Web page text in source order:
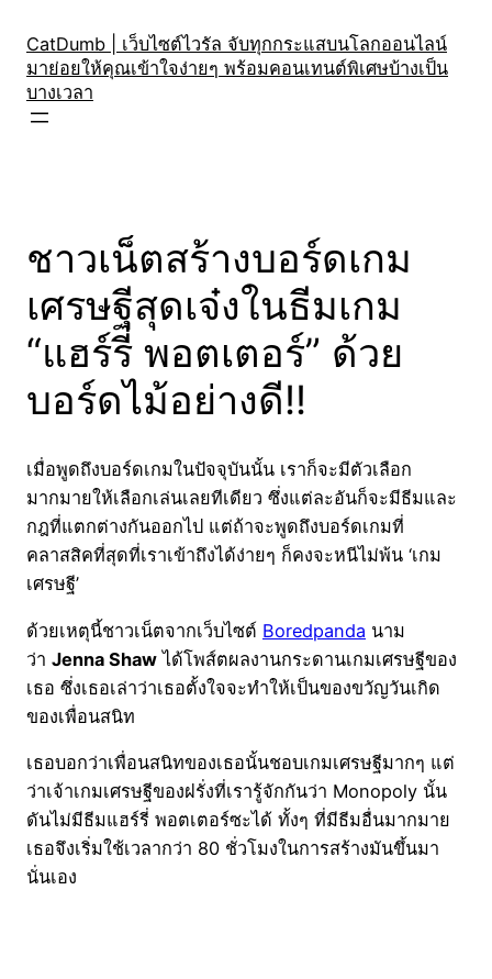
content
CatDumb | เว็บไซต์ไวรัล จับทุกกระแสบนโลกออนไลน์
มาย่อยให้คุณเข้าใจง่ายๆ พร้อมคอนเทนต์พิเศษบ้างเป็น
บางเวลา
ชาวเน็ตสร้างบอร์ดเกม
เศรษฐีสุดเจ๋งในธีมเกม
“แฮร์รี่ พอตเตอร์” ด้วย
บอร์ดไม้อย่างดี!!
เมื่อพูดถึงบอร์ดเกมในปัจจุบันนั้น เราก็จะมีตัวเลือก
มากมายให้เลือกเล่นเลยทีเดียว ซึ่งแต่ละอันก็จะมีธีมและ
กฎที่แตกต่างกันออกไป แต่ถ้าจะพูดถึงบอร์ดเกมที่
คลาสสิคที่สุดที่เราเข้าถึงได้ง่ายๆ ก็คงจะหนีไม่พ้น ‘เกม
เศรษฐี’
ด้วยเหตุนี้ชาวเน็ตจากเว็บไซต์ Boredpanda นาม
ว่า Jenna Shaw ได้โพส์ตผลงานกระดานเกมเศรษฐีของ
เธอ ซึ่งเธอเล่าว่าเธอตั้งใจจะทำให้เป็นของขวัญวันเกิด
ของเพื่อนสนิท
เธอบอกว่าเพื่อนสนิทของเธอนั้นชอบเกมเศรษฐีมากๆ แต่
ว่าเจ้าเกมเศรษฐีของฝรั่งที่เรารู้จักกันว่า Monopoly นั้น
ดันไม่มีธีมแฮร์รี่ พอตเตอร์ซะได้ ทั้งๆ ที่มีธีมอื่นมากมาย
เธอจึงเริ่มใช้เวลากว่า 80 ชั่วโมงในการสร้างมันขึ้นมา
นั่นเอง